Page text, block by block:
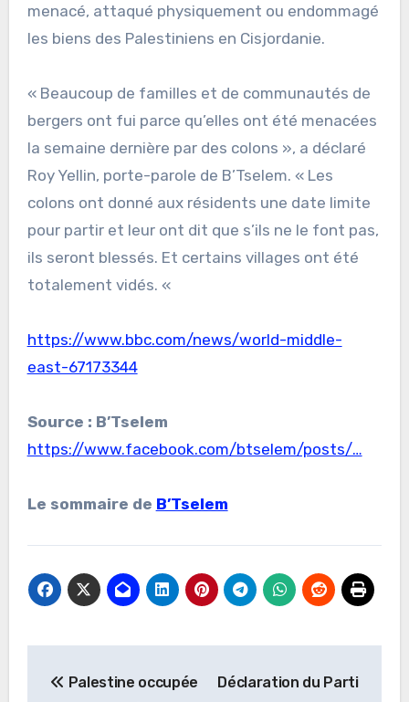
menacé, attaqué physiquement ou endommagé
les biens des Palestiniens en Cisjordanie.
« Beaucoup de familles et de communautés de
bergers ont fui parce qu’elles ont été menacées
la semaine dernière par des colons », a déclaré
Roy Yellin, porte-parole de B’Tselem. « Les
colons ont donné aux résidents une date limite
pour partir et leur ont dit que s’ils ne le font pas,
ils seront blessés. Et certains villages ont été
totalement vidés. «
https://www.bbc.com/news/world-middle-
east-67173344
Source : B’Tselem
https://www.facebook.com/btselem/posts/…
Le sommaire de B’Tselem
Palestine occupée
Déclaration du Parti